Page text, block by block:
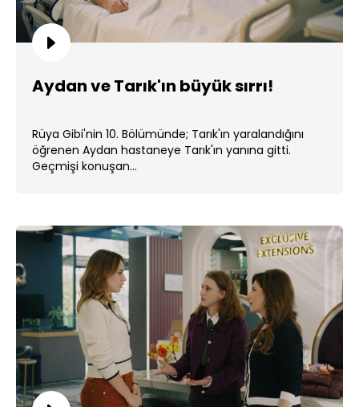
Aydan ve Tarık'ın büyük sırrı!
Rüya Gibi'nin 10. Bölümünde; Tarık'ın yaralandığını
öğrenen Aydan hastaneye Tarık'ın yanına gitti.
Geçmişi konuşan...